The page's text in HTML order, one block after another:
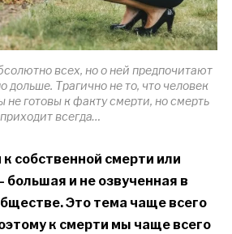
всех, но о ней предпочитают
дольше. Трагично не то, что человек
не готовы к факту смерти, но смерть
приходит всегда…
собственной смерти или
большая и не озвученная в
Это тема чаще всего
к смерти мы чаще всего